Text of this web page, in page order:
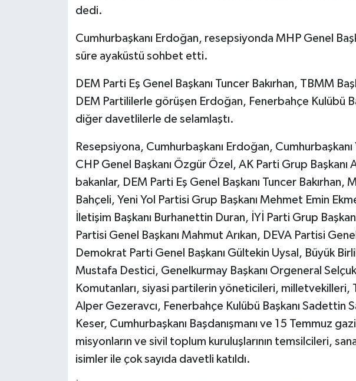
dedi.
Cumhurbaşkanı Erdoğan, resepsiyonda MHP Genel
süre ayaküstü sohbet etti.
DEM Parti Eş Genel Başkanı Tuncer Bakırhan, TBMM
DEM Partililerle görüşen Erdoğan, Fenerbahçe Kulübü
diğer davetlilerle de selamlaştı.
Resepsiyona, Cumhurbaşkanı Erdoğan, Cumhurbaşkanı
CHP Genel Başkanı Özgür Özel, AK Parti Grup Başkanı
bakanlar, DEM Parti Eş Genel Başkanı Tuncer Bakırhan,
Bahçeli, Yeni Yol Partisi Grup Başkanı Mehmet Emin
İletişim Başkanı Burhanettin Duran, İYİ Parti Grup
Partisi Genel Başkanı Mahmut Arıkan, DEVA Partisi
Demokrat Parti Genel Başkanı Gültekin Uysal, Büyük
Mustafa Destici, Genelkurmay Başkanı Orgeneral
Komutanları, siyasi partilerin yöneticileri, milletvekilleri,
Alper Gezeravcı, Fenerbahçe Kulübü Başkanı Sadettin
Keser, Cumhurbaşkanı Başdanışmanı ve 15 Temmuz
misyonların ve sivil toplum kuruluşlarının temsilcileri,
isimler ile çok sayıda davetli katıldı.